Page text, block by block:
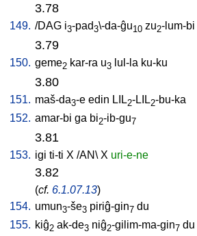
3.78
149. /DAG i3-pad3\-da-ĝu10 zu2-lum-bi
3.79
150. geme2 kar-ra u3 lul-la ku-ku
3.80
151. maš-da3-e edin LIL2-LIL2-bu-ka
152. amar-bi ga bi2-ib-gu7
3.81
153. igi ti-ti X /AN\ X uri-e-ne
3.82
(cf. 6.1.07.13)
154. umun3-še3 piriĝ-gin7 du
155. kiĝ2 ak-de3 niĝ2-gilim-ma-gin7 du